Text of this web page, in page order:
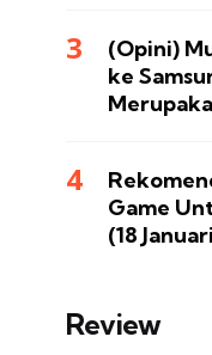
(Opini)
ke
Game
(18
Review